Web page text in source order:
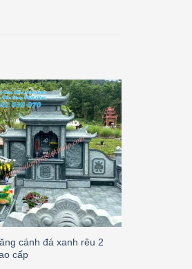
cánh đá xanh rêu 2
cấp